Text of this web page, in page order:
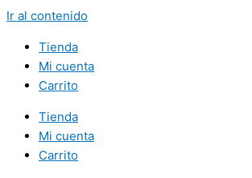
Ir al contenido
Tienda
Mi cuenta
Carrito
Tienda
Mi cuenta
Carrito